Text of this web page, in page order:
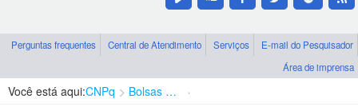
Perguntas frequentes Central de Atendimento Serviços
E-mail do Pesquisador
Área de imprensa
Você está aqui:CNPq Bolsas e Auxílios Vigentes